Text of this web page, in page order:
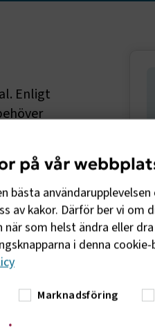
Enligt
inte
på vår
bästa
av kakor. Därför ber vi
när som helst ändra eller
i denna cookie-
Marknadsföring